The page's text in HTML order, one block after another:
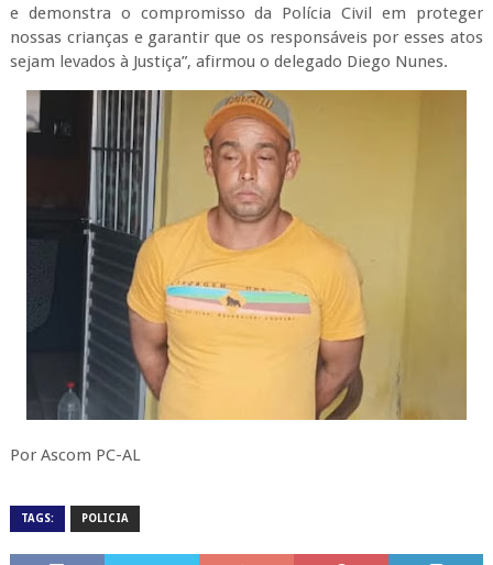
e demonstra o compromisso da Polícia Civil em proteger
nossas crianças e garantir que os responsáveis por esses atos
sejam levados à Justiça”, afirmou o delegado Diego Nunes.
Por Ascom PC-AL
TAGS: POLICIA